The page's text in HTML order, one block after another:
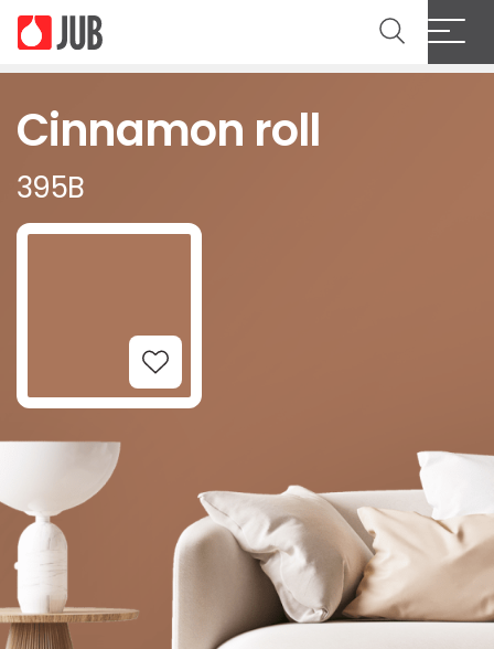
Cinnamon roll
395B
Add to Wishlist